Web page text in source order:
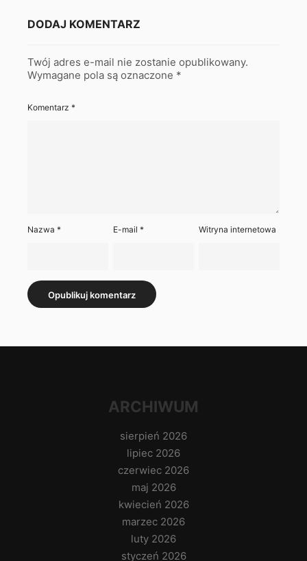
DODAJ KOMENTARZ
Twój adres e-mail nie zostanie opublikowany.
Wymagane pola są oznaczone *
Komentarz *
Nazwa * E-mail* Witryna internetowa
ARCHIWUM
sierpień 2026
lipiec 2026
czerwiec 2026
maj 2026
kwiecień 2026
marzec 2026
luty 2026
styczeń 2026